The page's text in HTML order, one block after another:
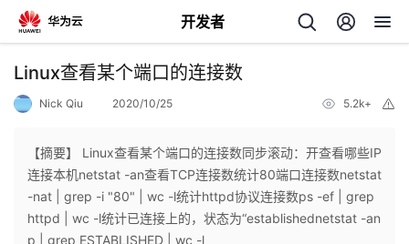
开发者
返
个
Linux查看某个端口的连接数
Nick Qiu 2020/10/25 5.2k+
【摘要】 Linux查看某个端口的连接数同步滚动：开查看哪些IP
连接本机netstat -an查看TCP连接数统计80端口连接数netstat
-nat | grep -i "80" | wc -l统计httpd协议连接数ps -ef | grep
httpd | wc -l统计已连接上的，状态为“establishednetstat -an
p | grep ESTABLISHED | wc -l